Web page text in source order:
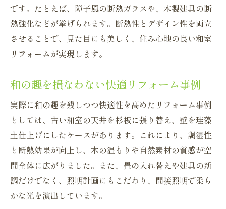
です。たとえば、障子風の断熱ガラスや、木製建具の断
熱強化などが挙げられます。断熱性とデザイン性を両立
させることで、見た目にも美しく、住み心地の良い和室
リフォームが実現します。
和の趣を損なわない快適リフォーム事例
実際に和の趣を残しつつ快適性を高めたリフォーム事例
としては、古い和室の天井を杉板に張り替え、壁を珪藻
土仕上げにしたケースがあります。これにより、調湿性
と断熱効果が向上し、木の温もりや自然素材の質感が空
間全体に広がりました。また、畳の入れ替えや建具の新
調だけでなく、照明計画にもこだわり、間接照明で柔ら
かな光を演出しています。